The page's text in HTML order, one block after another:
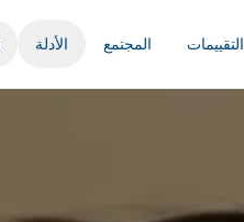
التقييمات المجتمع الأدلة